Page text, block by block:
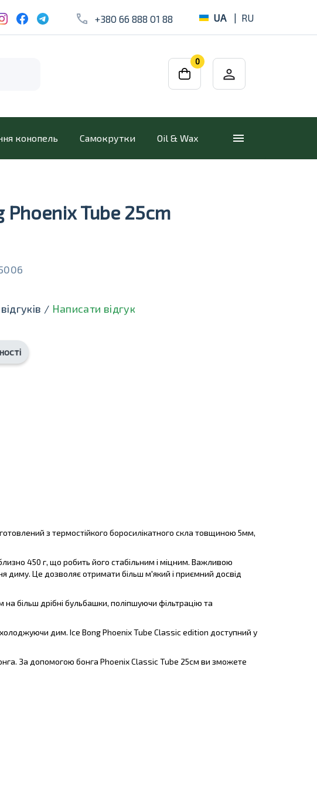
+380 66 888 01 88 UA | RU
0
конопель Самокрутки Oil & Wax
Phoenix Tube 25cm
/ Написати відгук
з термостійкого боросилікатного скла товщиною 5мм,
450 г, що робить його стабільним і міцним. Важливою
диму. Це дозволяє отримати більш м'який і приємний досвід
більш дрібні бульбашки, поліпшуючи фільтрацію та
дим. Ice Bong Phoenix Tube Classic edition доступний у
За допомогою бонга Phoenix Classic Tube 25см ви зможете